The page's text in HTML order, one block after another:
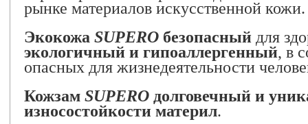
рынке материалов искусственной кожи.
Экокожа SUPERO безопасный для
экологичный и гипоаллергенный, в
опасных для жизнедеятельности
Кожзам SUPERO долговечный и
износостойкости материл.